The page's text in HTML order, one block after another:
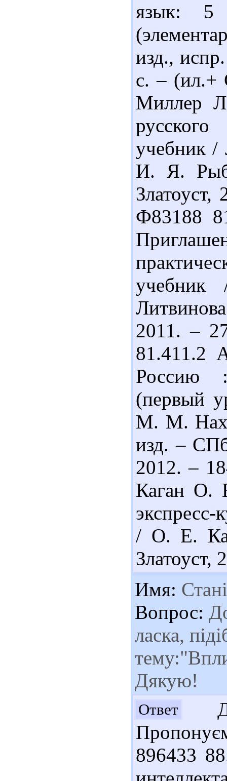
язык: 5
изд.,
с. – (ил.+
Миллер
учебник
И. Я.
Ф83188
2011. –
81.411.2
Россию
(первый
М. М.
изд. –
2012. –
Каган О.
/ О. Е.
Златоуст,
Имя:
Вопрос:
ласка,
Дякую!
Ответ
896433